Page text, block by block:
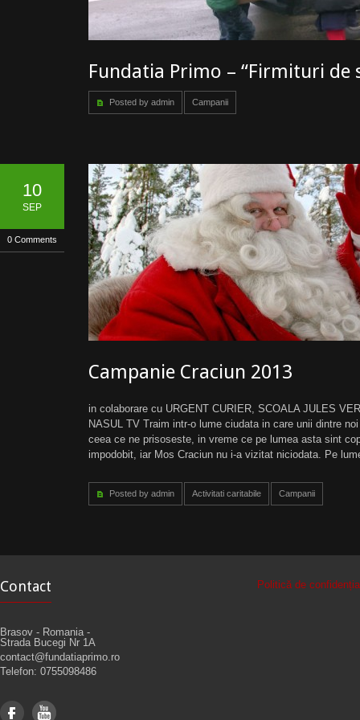
Fundatia Primo – “Firmituri de
Posted by admin Campanii
10
SEP
0 Comments
Campanie Craciun 2013
in colaborare cu URGENT CURIER, SCOALA JULES
NASUL TV Traim intr-o lume ciudata in care unii dintre
ceea ce ne prisoseste, in vreme ce pe lumea asta sint
impodobit, iar Mos Craciun nu i-a vizitat niciodata. Pe
Posted by admin Activitati caritabile Campanii
Contact
Brasov - Romania -
Strada Bucegi Nr 1A
contact@fundatiaprimo.ro
Telefon: 0755098486
Politică de